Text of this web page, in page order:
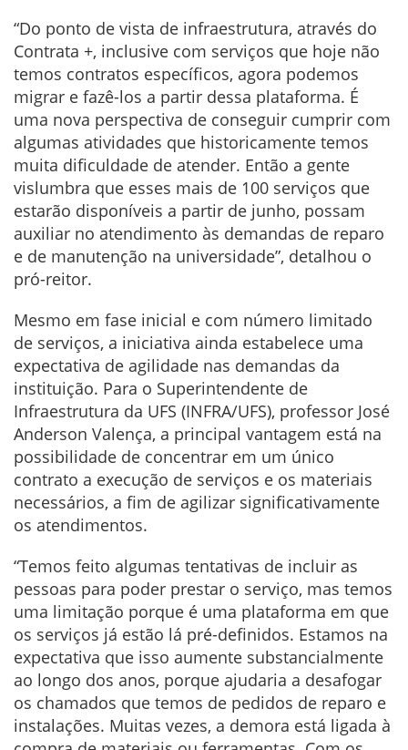
“Do ponto de vista de infraestrutura, através do
Contrata +, inclusive com serviços que hoje não
temos contratos específicos, agora podemos
migrar e fazê-los a partir dessa plataforma. É
uma nova perspectiva de conseguir cumprir com
algumas atividades que historicamente temos
muita dificuldade de atender. Então a gente
vislumbra que esses mais de 100 serviços que
estarão disponíveis a partir de junho, possam
auxiliar no atendimento às demandas de reparo
e de manutenção na universidade”, detalhou o
pró-reitor.
Mesmo em fase inicial e com número limitado
de serviços, a iniciativa ainda estabelece uma
expectativa de agilidade nas demandas da
instituição. Para o Superintendente de
Infraestrutura da UFS (INFRA/UFS), professor José
Anderson Valença, a principal vantagem está na
possibilidade de concentrar em um único
contrato a execução de serviços e os materiais
necessários, a fim de agilizar significativamente
os atendimentos.
“Temos feito algumas tentativas de incluir as
pessoas para poder prestar o serviço, mas temos
uma limitação porque é uma plataforma em que
os serviços já estão lá pré-definidos. Estamos na
expectativa que isso aumente substancialmente
ao longo dos anos, porque ajudaria a desafogar
os chamados que temos de pedidos de reparo e
instalações. Muitas vezes, a demora está ligada à